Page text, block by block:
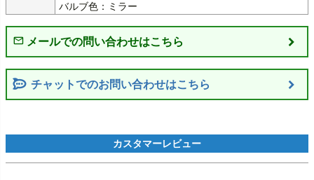
バルブ色：ミラー
チャットでのお問い合わせはこちら